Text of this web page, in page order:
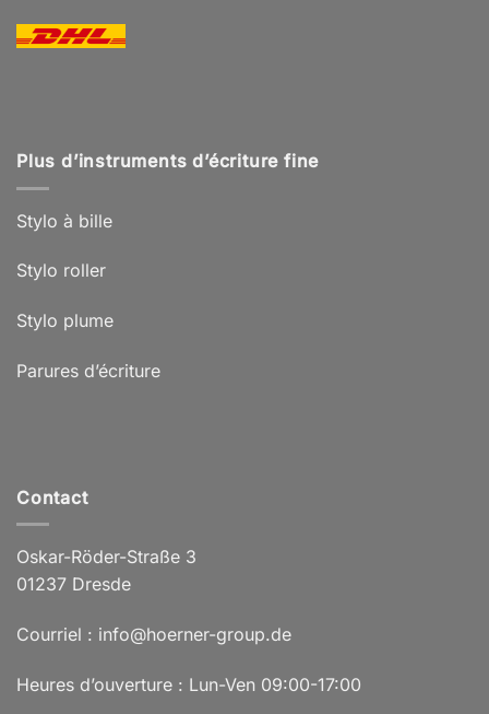
Plus d’instruments d’écriture fine
Stylo à bille
Stylo roller
Stylo plume
Parures d’écriture
Contact
Oskar-Röder-Straße 3
01237 Dresde
Courriel : info@hoerner-group.de
Heures d’ouverture : Lun-Ven 09:00-17:00